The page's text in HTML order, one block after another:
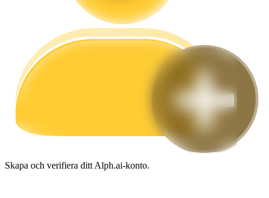
Futures startguide
Skapa och verifiera ditt Alph.ai-konto.